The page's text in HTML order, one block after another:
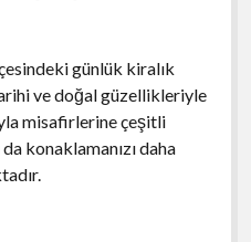
günlük kiralık
ve doğal güzellikleriyle
misafirlerine çeşitli
konaklamanızı daha